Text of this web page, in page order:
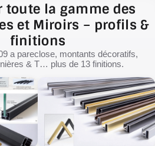
toute la gamme des
et Miroirs – profils &
finitions
a pareclose, montants décoratifs,
& T… plus de 13 finitions.